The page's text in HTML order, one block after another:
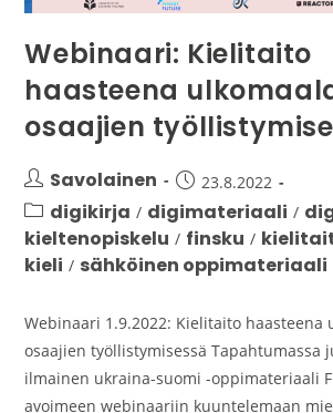
Webinaari: Kielitaito
haasteena
osaajien
Savolainen 23.8.2022
digikirja / digimateriaali /
kieltenopiskelu / finsku /
kieli / sähköinen oppimateriaali
Webinaari 1.9.2022: Kielitaito haasteena
osaajien työllistymisessä Tapahtumassa
ilmainen ukraina-suomi -oppimateriaali
avoimeen webinaariin kuuntelemaan